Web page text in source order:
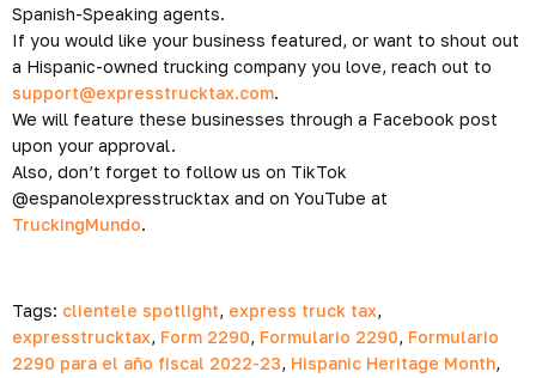
Spanish-Speaking agents.
If you would like your business featured, or want to shout out
a Hispanic-owned trucking company you love, reach out to
support@expresstrucktax.com.
We will feature these businesses through a Facebook post
upon your approval.
Also, don’t forget to follow us on TikTok
@espanolexpresstrucktax and on YouTube at
TruckingMundo.
Tags: clientele spotlight, express truck tax,
expresstrucktax, Form 2290, Formulario 2290, Formulario
2290 para el año fiscal 2022-23, Hispanic Heritage Month,